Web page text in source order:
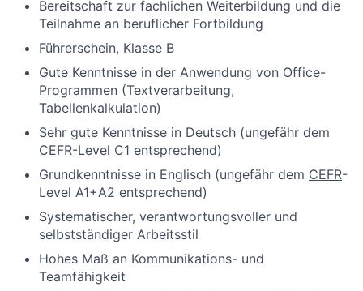
Bereitschaft zur fachlichen Weiterbildung und die
Teilnahme an beruflicher Fortbildung
Führerschein, Klasse B
Gute Kenntnisse in der Anwendung von Office-
Programmen (Textverarbeitung,
Tabellenkalkulation)
Sehr gute Kenntnisse in Deutsch (ungefähr dem
CEFR-Level C1 entsprechend)
Grundkenntnisse in Englisch (ungefähr dem CEFR-
Level A1+A2 entsprechend)
Systematischer, verantwortungsvoller und
selbstständiger Arbeitsstil
Hohes Maß an Kommunikations- und
Teamfähigkeit